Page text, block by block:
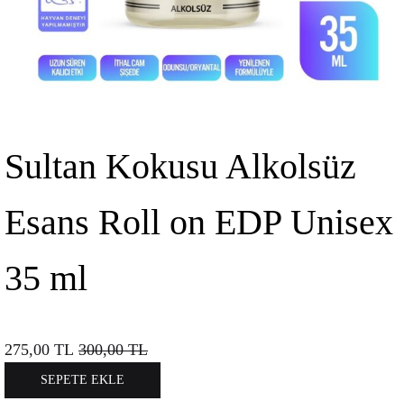
Sultan Kokusu Alkolsüz
Esans Roll on EDP Unisex
35 ml
275,00 TL 300,00TL
SEPETE EKLE